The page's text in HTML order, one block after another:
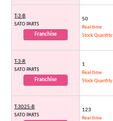
T-3-B
SATO PARTS
Franchise
50
Real-time
Stock Quantity
T-3-R
SATO PARTS
Franchise
1
Real-time
Stock Quantity
T-3025-B
SATO PARTS
123
Real-time